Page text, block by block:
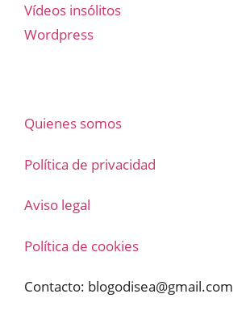
Vídeos insólitos
Wordpress
Quienes somos
Política de privacidad
Aviso legal
Política de cookies
Contacto: blogodisea@gmail.com